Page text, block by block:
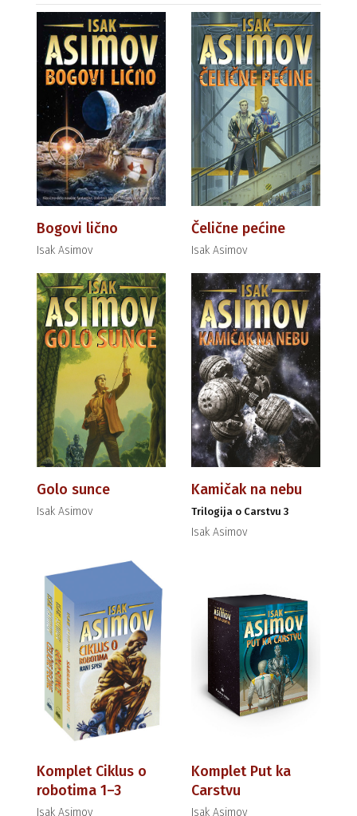
Bogovi lično
Isak Asimov
Čelične pećine
Isak Asimov
Golo sunce
Isak Asimov
Kamičak na nebu
Trilogija o Carstvu 3
Isak Asimov
Komplet Ciklus o
robotima 1–3
Isak Asimov
Komplet Put ka
Carstvu
Isak Asimov